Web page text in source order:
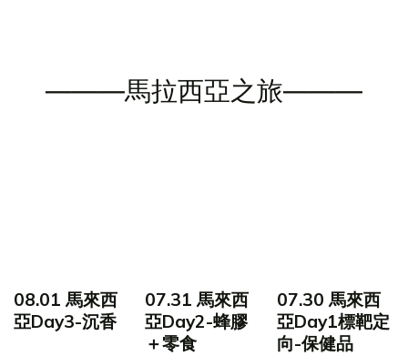
———馬拉西亞之旅———
08.01 馬來西
亞Day3-沉香
07.31 馬來西
亞Day2-蜂膠
＋零食
07.30 馬來西
亞Day1標靶定
向-保健品